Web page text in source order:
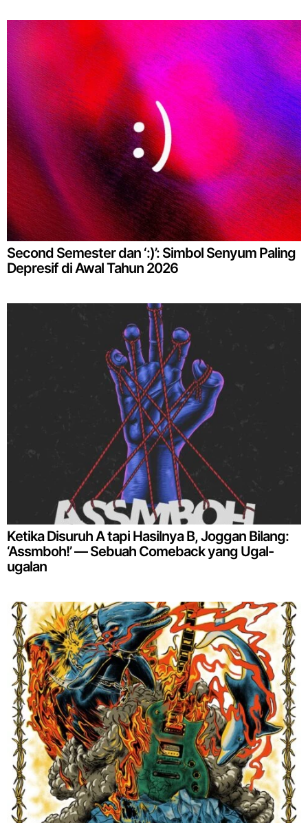
Second Semester dan ‘:)’: Simbol Senyum Paling
Depresif di Awal Tahun 2026
Ketika Disuruh A tapi Hasilnya B, Joggan Bilang:
‘Assmboh!’ — Sebuah Comeback yang Ugal-
ugalan